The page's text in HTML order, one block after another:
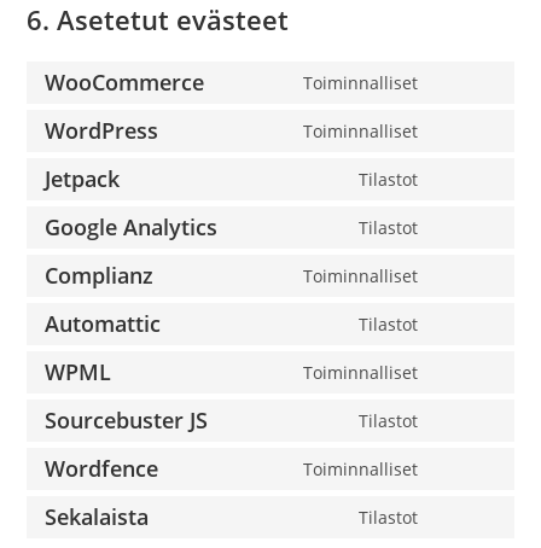
6. Asetetut evästeet
WooCommerce Toiminnalliset
WordPress Toiminnalliset
Jetpack Tilastot
Google Analytics Tilastot
Complianz Toiminnalliset
Automattic Tilastot
WPML Toiminnalliset
Sourcebuster JS Tilastot
Wordfence Toiminnalliset
Sekalaista Tilastot